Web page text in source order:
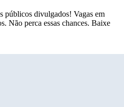
públicos divulgados! Vagas em
Não perca essas chances. Baixe